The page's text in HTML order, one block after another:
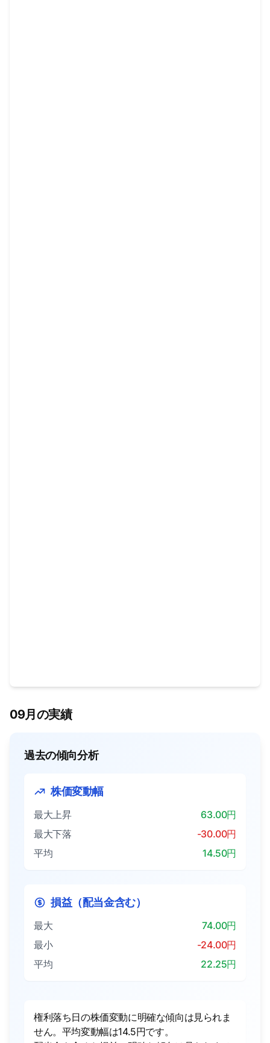
09月の実績
過去の傾向分析
株価変動幅
最大上昇
63.00円
最大下落
-30.00円
平均
14.50円
損益（配当金含む）
最大
74.00円
最小
-24.00円
平均
22.25円
権利落ち日の株価変動に明確な傾向は見られま
せん。平均変動幅は14.5円です。